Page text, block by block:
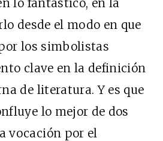
lo fantástico, en la
desde el modo en que
los simbolistas
clave en la definición
de literatura. Y es que
lo mejor de dos
vocación por el